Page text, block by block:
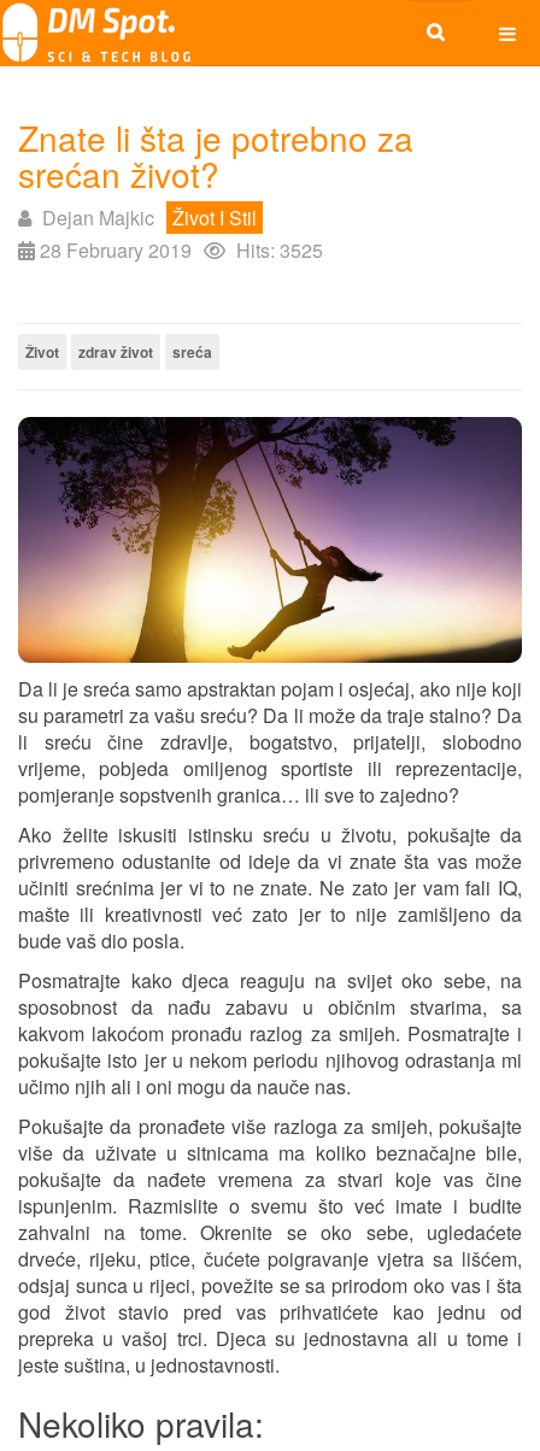
Znate li šta je potrebno za
srećan život?
Dejan Majkic
Život I Stil
28 February 2019
Hits: 3525
Život zdrav život sreća
Da li je sreća samo apstraktan pojam i osjećaj, ako nije koji
su parametri za vašu sreću? Da li može da traje stalno? Da
li sreću čine zdravlje, bogatstvo, prijatelji, slobodno
vrijeme, pobjeda omiljenog sportiste ili reprezentacije,
pomjeranje sopstvenih granica… ili sve to zajedno?
Ako želite iskusiti istinsku sreću u životu, pokušajte da
privremeno odustanite od ideje da vi znate šta vas može
učiniti srećnima jer vi to ne znate. Ne zato jer vam fali IQ,
mašte ili kreativnosti već zato jer to nije zamišljeno da
bude vaš dio posla.
Posmatrajte kako djeca reaguju na svijet oko sebe, na
sposobnost da nađu zabavu u običnim stvarima, sa
kakvom lakoćom pronađu razlog za smijeh. Posmatrajte i
pokušajte isto jer u nekom periodu njihovog odrastanja mi
učimo njih ali i oni mogu da nauče nas.
Pokušajte da pronađete više razloga za smijeh, pokušajte
više da uživate u sitnicama ma koliko beznačajne bile,
pokušajte da nađete vremena za stvari koje vas čine
ispunjenim. Razmislite o svemu što već imate i budite
zahvalni na tome. Okrenite se oko sebe, ugledaćete
drveće, rijeku, ptice, čućete poigravanje vjetra sa lišćem,
odsjaj sunca u rijeci, povežite se sa prirodom oko vas i šta
god život stavio pred vas prihvatićete kao jednu od
prepreka u vašoj trci. Djeca su jednostavna ali u tome i
jeste suština, u jednostavnosti.
Nekoliko pravila: